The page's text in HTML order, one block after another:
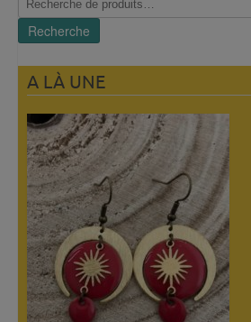
pour :
Recherche
A LÀ UNE